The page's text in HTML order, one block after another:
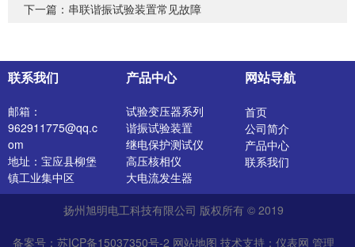
下一篇： 串联谐振试验装置常见故障
联系我们
邮箱：
962911775@qq.c
om
地址：宝应县柳堡
镇工业集中区
产品中心
试验变压器系列
谐振试验装置
继电保护测试仪
高压核相仪
大电流发生器
开关特性测试仪
高压发生器
介质损耗测试仪
网站导航
首页
公司简介
产品中心
联系我们
扬州旭明电工科技有限公司 版权所有 © 2019
备案号：苏ICP备15037350号-2 网站地图 技术支持： 仪表网 管理